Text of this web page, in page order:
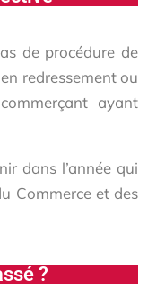
de procédure de
redressement ou
ayant
dans l’année qui
Commerce et des
?